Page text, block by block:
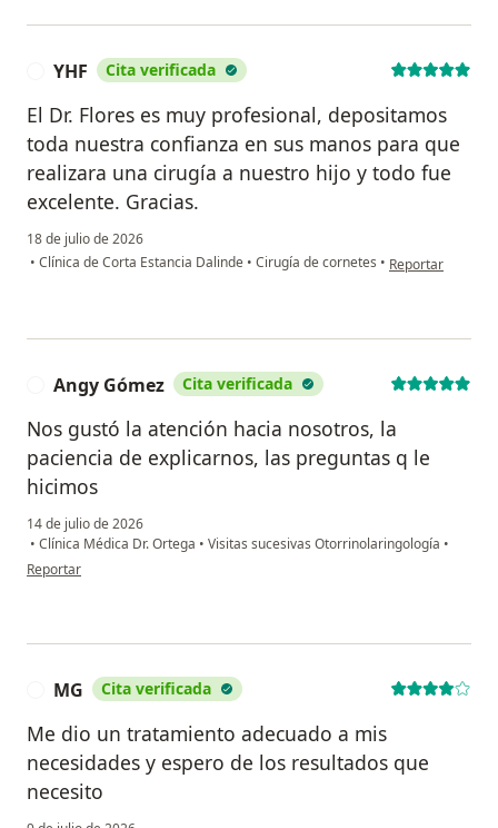
YHF Cita verificada
El Dr. Flores es muy profesional, depositamos
toda nuestra confianza en sus manos para que
realizara una cirugía a nuestro hijo y todo fue
excelente. Gracias.
18 de julio de 2026
• Clínica de Corta Estancia Dalinde • Cirugía de cornetes • en opinión del
Reportar
Angy Gómez Cita verificada
Nos gustó la atención hacia nosotros, la
paciencia de explicarnos, las preguntas q le
hicimos
14 de julio de 2026
• Clínica Médica Dr. Ortega • Visitas sucesivas Otorrinolaringología •
en opinión del usuario Angy Gómez
Reportar
MG Cita verificada
Me dio un tratamiento adecuado a mis
necesidades y espero de los resultados que
necesito